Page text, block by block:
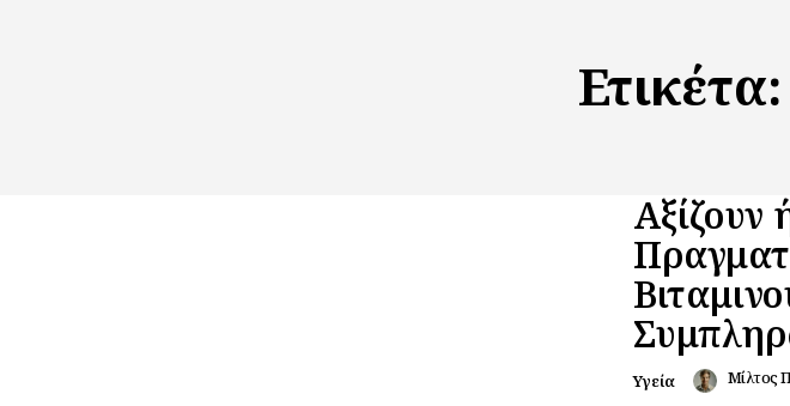
Ετικέτα:
Αξίζουν
Υγεία Μίλτος